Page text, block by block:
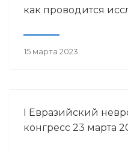
как проводится
15 марта 2023
I Евразийский
конгресс 23 марта